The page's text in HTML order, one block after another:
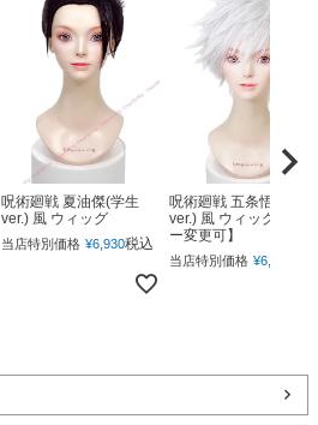
呪術廻戦 夏油傑(学生
ver.) 風 ウィッグ
当店特別価格 ¥6,930税込
呪術廻戦 五条悟(下ろ
ver.) 風 ウィッグ 【カ
ー変更可】
当店特別価格 ¥6,930